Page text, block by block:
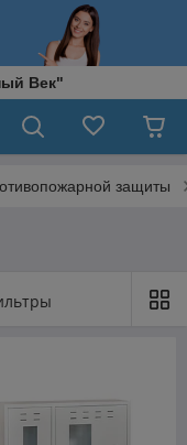
Век"
защиты